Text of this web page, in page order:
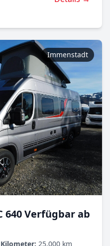
Immenstadt
640 Verfügbar ab
Kilometer: 25.000 km